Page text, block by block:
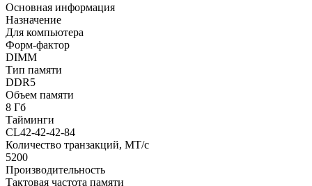
Основная информация
Назначение
Для компьютера
Форм-фактор
DIMM
Тип памяти
DDR5
Объем памяти
8 Гб
Тайминги
CL42-42-42-84
Количество транзакций, МТ/с
5200
Производительность
Тактовая частота памяти